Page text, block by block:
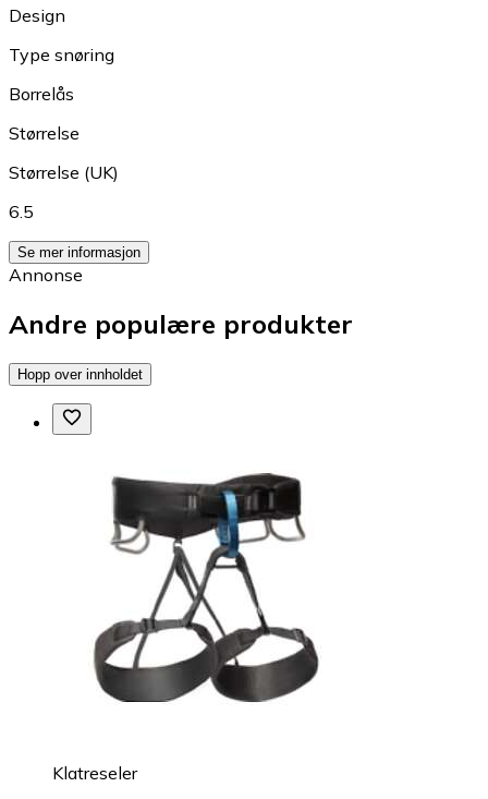
Design
Type snøring
Borrelås
Størrelse
Størrelse (UK)
6.5
Se mer informasjon
Annonse
Andre populære produkter
Hopp over innholdet
Klatreseler